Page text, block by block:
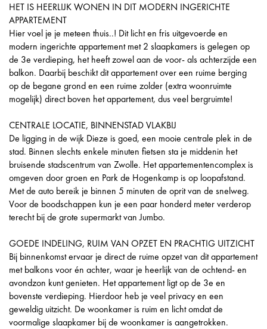
HET IS HEERLIJK WONEN IN DIT MODERN INGERICHTE
APPARTEMENT
Hier voel je je meteen thuis..! Dit licht en fris uitgevoerde en
modern ingerichte appartement met 2 slaapkamers is gelegen op
de 3e verdieping, het heeft zowel aan de voor- als achterzijde een
balkon. Daarbij beschikt dit appartement over een ruime berging
op de begane grond en een ruime zolder (extra woonruimte
mogelijk) direct boven het appartement, dus veel bergruimte!
CENTRALE LOCATIE, BINNENSTAD VLAKBIJ
De ligging in de wijk Dieze is goed, een mooie centrale plek in de
stad. Binnen slechts enkele minuten fietsen sta je middenin het
bruisende stadscentrum van Zwolle. Het appartementencomplex is
omgeven door groen en Park de Hogenkamp is op loopafstand.
Met de auto bereik je binnen 5 minuten de oprit van de snelweg.
Voor de boodschappen kun je een paar honderd meter verderop
terecht bij de grote supermarkt van Jumbo.
GOEDE INDELING, RUIM VAN OPZET EN PRACHTIG UITZICHT
Bij binnenkomst ervaar je direct de ruime opzet van dit appartement
met balkons voor én achter, waar je heerlijk van de ochtend- en
avondzon kunt genieten. Het appartement ligt op de 3e en
bovenste verdieping. Hierdoor heb je veel privacy en een
geweldig uitzicht. De woonkamer is ruim en licht omdat de
voormalige slaapkamer bij de woonkamer is aangetrokken.